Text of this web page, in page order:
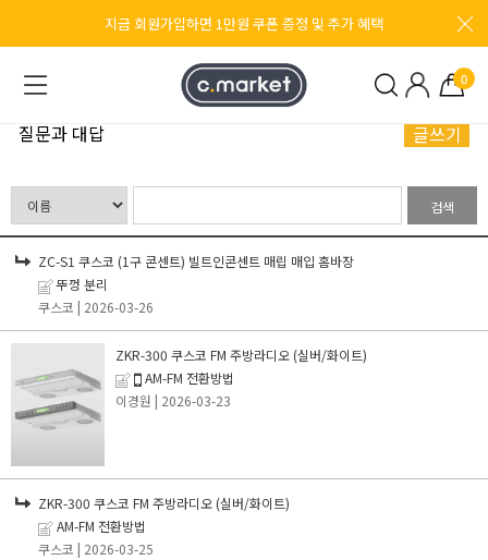
지금 회원가입하면 1만원 쿠폰 증정 및 추가 혜택
0
질문과 대답 글쓰기
검색
ZC-S1 쿠스코 (1구 콘센트) 빌트인콘센트 매립 매입 홈바장
뚜껑 분리
쿠스코 | 2026-03-26
ZKR-300 쿠스코 FM 주방라디오 (실버/화이트)
AM-FM 전환방법
이경원 | 2026-03-23
ZKR-300 쿠스코 FM 주방라디오 (실버/화이트)
AM-FM 전환방법
쿠스코 | 2026-03-25